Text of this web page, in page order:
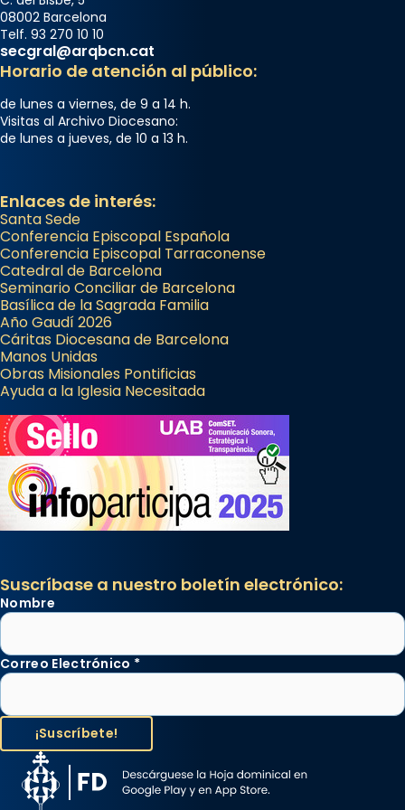
Arquebisbat de Barcelona
2 weeks ago
Memòria de les santes Juliana i
Semproniana, verges i màrtirs.
Acompanyant la història de sant Cugat, a
partir de l’Edat Mitjana sorgeix la tradició
Semproniana (“relatiu a Semprònia =
eterna”) són deixebles seves. I l’any 1667, el
frare Joan Gaspar Roig, afirma en una obra
que les santes són filles de l’antiga Iluro.
Mataró en reivindicarà les relíq
...Ver más
Foto
View on Facebook
08002 Barcelona
Telf. 93 270 10 10
secgral@arqbcn.cat
Horario de atención al público:
de lunes a viernes, de 9 a 14 h.
Visitas al Archivo Diocesano:
de lunes a jueves, de 10 a 13 h.
Enlaces de interés:
Santa Sede
Conferencia Episcopal Española
Conferencia Episcopal Tarraconense
Catedral de Barcelona
Seminario Conciliar de Barcelona
Basílica de la Sagrada Familia
Año Gaudí 2026
Cáritas Diocesana de Barcelona
Manos Unidas
Obras Misionales Pontificias
Ayuda a la Iglesia Necesitada
Suscríbase a nuestro boletín electrónico:
Nombre
Correo Electrónico *